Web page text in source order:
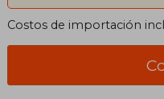
Costos de importación